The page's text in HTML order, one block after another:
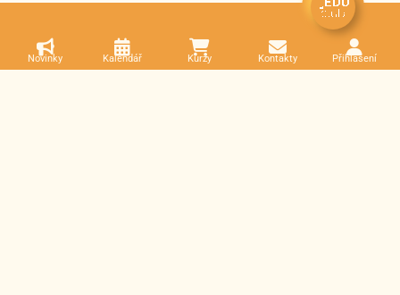
Novinky Kalendář Kurzy Kontakty Přihlášení